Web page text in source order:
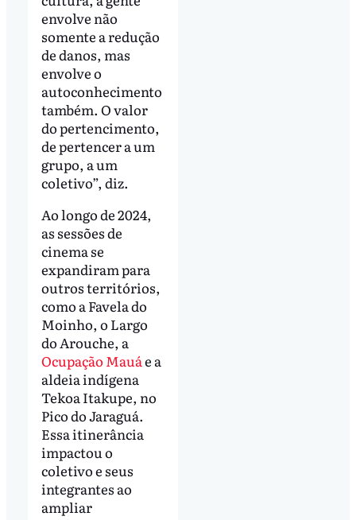
envolve não
somente a redução
de danos, mas
envolve o
autoconhecimento
também. O valor
do pertencimento,
de pertencer a um
grupo, a um
coletivo”, diz.
Ao longo de 2024,
as sessões de
cinema se
expandiram para
outros territórios,
como a Favela do
Moinho, o Largo
do Arouche, a
Ocupação Mauáe a
aldeia indígena
Tekoa Itakupe, no
Pico do Jaraguá.
Essa itinerância
impactou o
coletivo e seus
integrantes ao
ampliar